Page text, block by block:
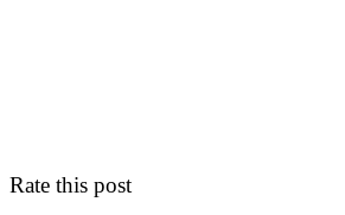
Rate this post